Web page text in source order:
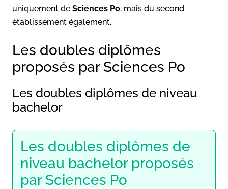
uniquement de Sciences Po, mais du second
établissement également.
Les doubles diplômes
proposés par Sciences Po
Les doubles diplômes de niveau
bachelor
Les doubles diplômes de
niveau bachelor proposés
par Sciences Po